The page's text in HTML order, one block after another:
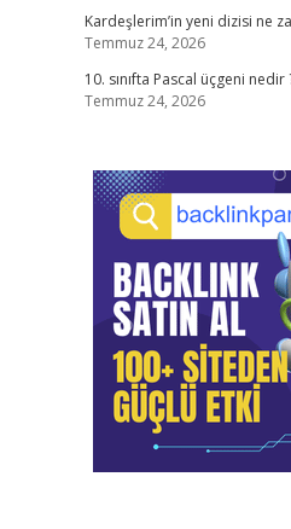
Kardeşlerim’in yeni dizisi ne
Temmuz 24, 2026
10. sınıfta Pascal üçgeni nedir
Temmuz 24, 2026